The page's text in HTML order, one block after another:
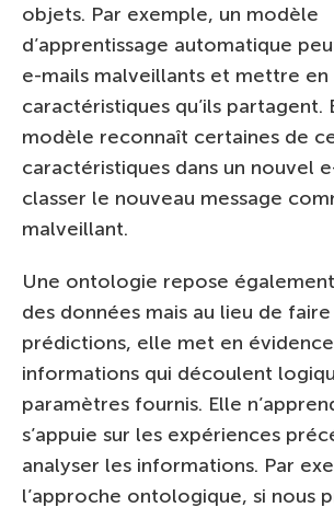
objets. Par exemple, un modèle
d’apprentissage automatique
e-mails malveillants et mettre
caractéristiques qu’ils partagent.
modèle reconnaît certaines de
caractéristiques dans un nouvel
classer le nouveau message
malveillant.
Une ontologie repose également
des données mais au lieu de
prédictions, elle met en
informations qui découlent
paramètres fournis. Elle
s’appuie sur les expériences
analyser les informations. Par
l’approche ontologique, si nous